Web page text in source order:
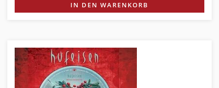
IN DEN WARENKORB